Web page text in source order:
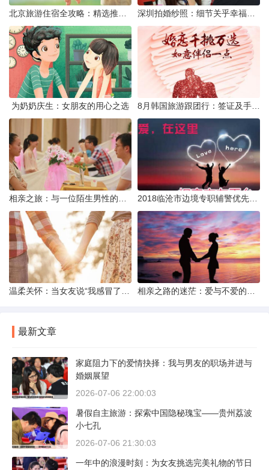
为奶奶庆生：女朋友的用心之选
最新文章
家庭阻力下的爱情抉择：我与男友的职场并进与
婚姻展望
2026-07-06 22:00:03
暑假自主旅游：探索中国隐秘瑰宝——贵州荔波
小七孔
2026-07-06 21:30:03
一年中的浪漫时刻：为女友挑选完美礼物的节日